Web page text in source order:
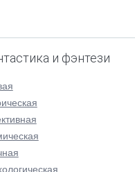
и фэнтези